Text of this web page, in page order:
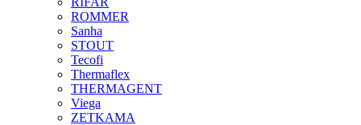
ROMMER
Sanha
STOUT
Tecofi
Thermaflex
THERMAGENT
Viega
ZETKAMA